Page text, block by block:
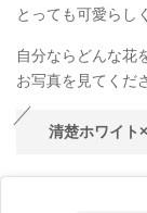
とっても可愛らし
自分ならどんな花
お写真を見てくだ
清楚ホワイト